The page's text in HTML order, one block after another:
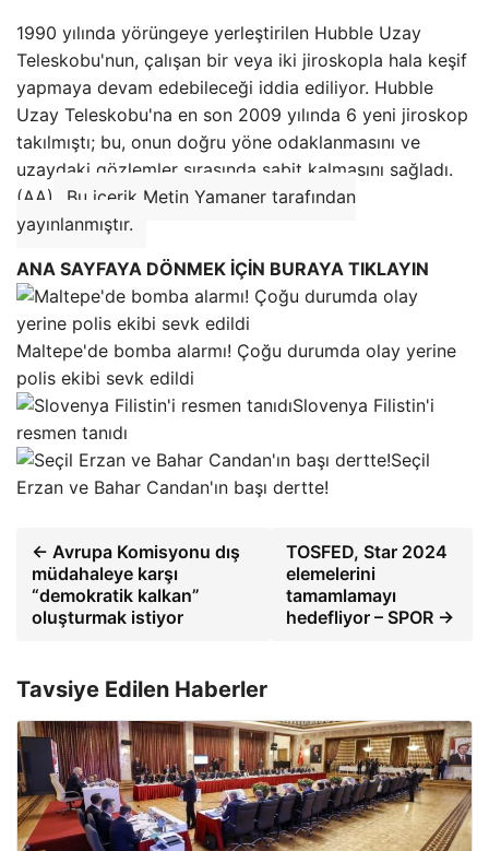
1990 yılında yörüngeye yerleştirilen Hubble Uzay
Teleskobu'nun, çalışan bir veya iki jiroskopla hala keşif
yapmaya devam edebileceği iddia ediliyor. Hubble
Uzay Teleskobu'na en son 2009 yılında 6 yeni jiroskop
takılmıştı; bu, onun doğru yöne odaklanmasını ve
uzaydaki gözlemler sırasında sabit kalmasını sağladı.
(AA)
Bu içerik Metin Yamaner tarafından
yayınlanmıştır.
ANA SAYFAYA DÖNMEK İÇİN BURAYA TIKLAYIN
Maltepe'de bomba alarmı! Çoğu durumda olay yerine
polis ekibi sevk edildi
Slovenya Filistin'i
resmen tanıdı
Seçil
Erzan ve Bahar Candan'ın başı dertte!
← Avrupa Komisyonu dış
müdahaleye karşı
“demokratik kalkan”
oluşturmak istiyor
TOSFED, Star 2024
elemelerini
tamamlamayı
hedefliyor – SPOR →
Tavsiye Edilen Haberler